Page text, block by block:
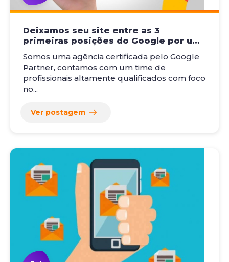
Deixamos seu site entre as 3
primeiras posições do Google por um
Somos uma agência certificada pelo Google
Partner, contamos com um time de
profissionais altamente qualificados com foco
no...
Ver postagem